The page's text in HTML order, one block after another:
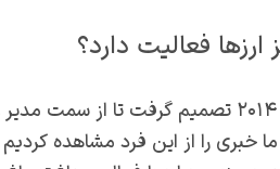
فعالیت دارد؟
همان طور که اشاره کردیم دیوید در سال ۲۰۱۴
رسان فیسبوک بپردازد. اما در سال ۲۰۱۳ ما خبری را